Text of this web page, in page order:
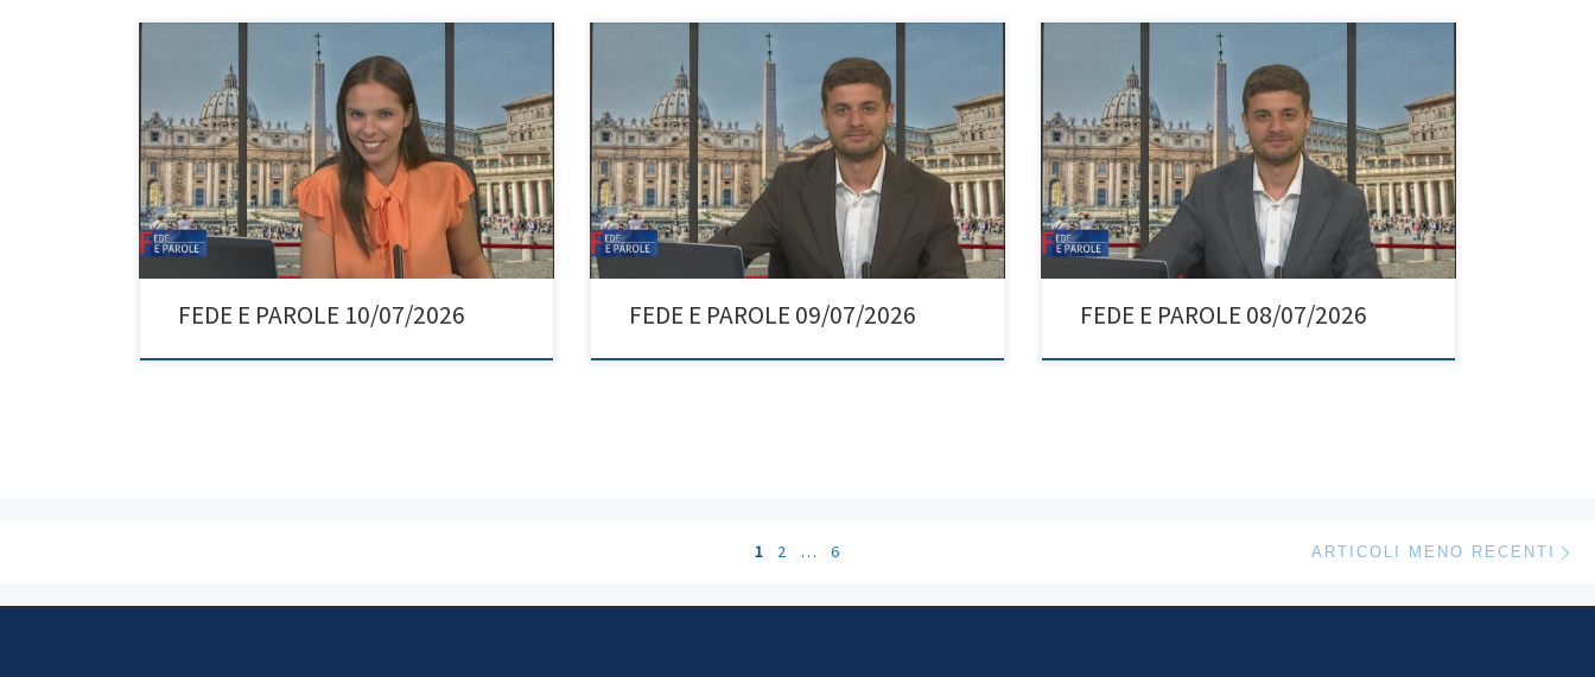
FEDE E PAROLE 10/07/2026 FEDE E PAROLE 09/07/2026 FEDE E PAROLE 08/07/2026
1 2 … 6 ARTICOLI MENO RECENTI